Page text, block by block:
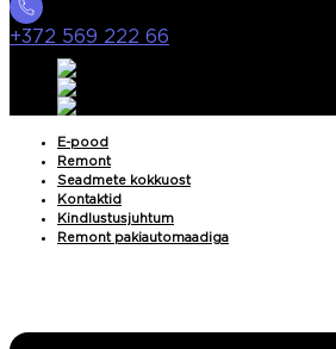
+372 569 222 66
E-pood
Remont
Seadmete kokkuost
Kontaktid
Kindlustusjuhtum
Remont pakiautomaadiga